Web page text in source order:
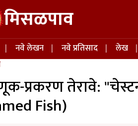
मिसळपाव
नवे लेखन नवे प्रतिसाद लेख
प्रकरण तेरावे:
Fish)